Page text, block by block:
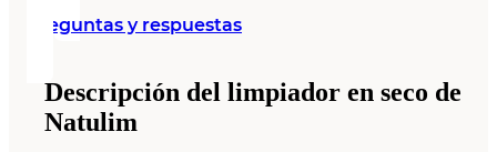
Preguntas y respuestas
Descripción del limpiador en seco de
Natulim